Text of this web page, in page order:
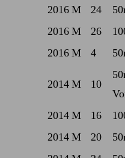
2016 M 24
2016 M 26
2016 M 4
2014 M 10
2014 M 16
2014 M 20